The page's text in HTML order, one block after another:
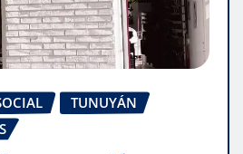
TUNUYÁN